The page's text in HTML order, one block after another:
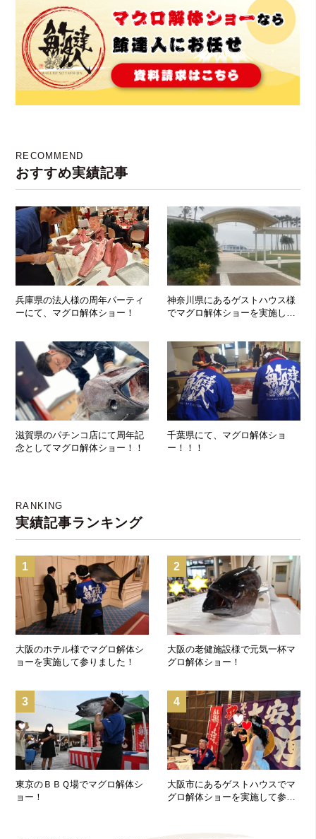
RECOMMEND
おすすめ実績記事
兵庫県の法人様の周年パーティ
ーにて、マグロ解体ショー！
神奈川県にあるゲストハウス様
でマグロ解体ショーを実施して
滋賀県のパチンコ店にて周年記
念としてマグロ解体ショー！！
千葉県にて、マグロ解体ショ
ー！！！
RANKING
実績記事ランキング
1
大阪のホテル様でマグロ解体シ
ョーを実施して参りました！
2
大阪の老健施設様で元気一杯マ
グロ解体ショー！
3
東京のＢＢＱ場でマグロ解体シ
ョー！
4
大阪市にあるゲストハウスでマ
グロ解体ショーを実施して参り